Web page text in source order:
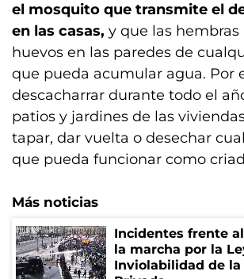
el mosquito que transmite el
en las casas, y que las hembras
huevos en las paredes de
que pueda acumular agua. Por
descacharrar durante todo el
patios y jardines de las
tapar, dar vuelta o desechar
que pueda funcionar como
Más noticias
Incidentes frente
la marcha por la
Inviolabilidad de la